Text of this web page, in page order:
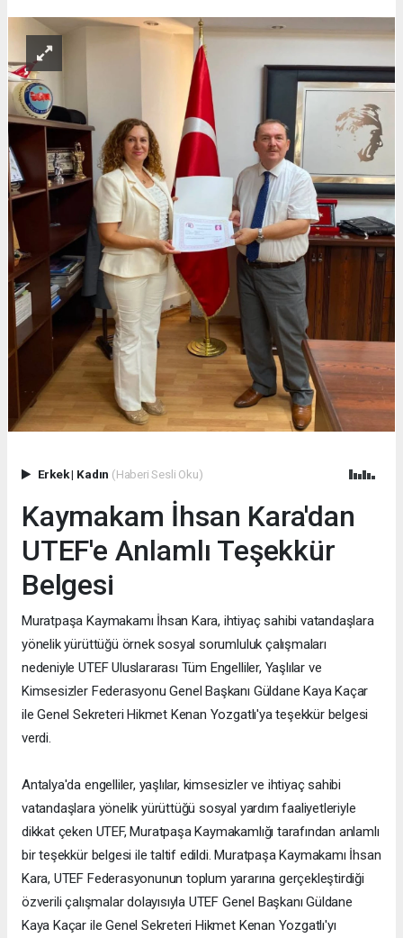
Erkek| Kadın (Haberi Sesli Oku)
Kaymakam İhsan Kara'dan
UTEF'e Anlamlı Teşekkür
Belgesi
Muratpaşa Kaymakamı İhsan Kara, ihtiyaç sahibi vatandaşlara
yönelik yürüttüğü örnek sosyal sorumluluk çalışmaları
nedeniyle UTEF Uluslararası Tüm Engelliler, Yaşlılar ve
Kimsesizler Federasyonu Genel Başkanı Güldane Kaya Kaçar
ile Genel Sekreteri Hikmet Kenan Yozgatlı'ya teşekkür belgesi
verdi.
Antalya'da engelliler, yaşlılar, kimsesizler ve ihtiyaç sahibi
vatandaşlara yönelik yürüttüğü sosyal yardım faaliyetleriyle
dikkat çeken UTEF, Muratpaşa Kaymakamlığı tarafından anlamlı
bir teşekkür belgesi ile taltif edildi. Muratpaşa Kaymakamı İhsan
Kara, UTEF Federasyonunun toplum yararına gerçekleştirdiği
özverili çalışmalar dolayısıyla UTEF Genel Başkanı Güldane
Kaya Kaçar ile Genel Sekreteri Hikmet Kenan Yozgatlı'yı